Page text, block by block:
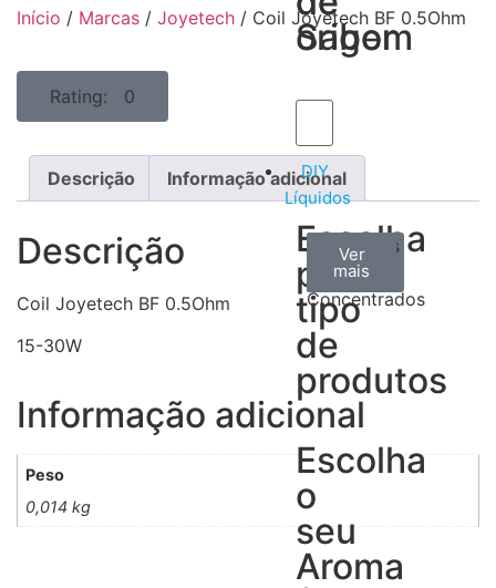
Sabor
origem
DIY
Líquidos
Escolha
por
tipo
de
produtos
Aromas
Concentrados
Ver
todos
Bases
Ver
mais
Accesorios
Ver
mais
Escolha
o
seu
Aroma
Início / Marcas / Joyetech / Coil Joyetech BF 0.5Ohm
Rating: 0
Descrição Informação adicional
Descrição
Coil Joyetech BF 0.5Ohm
15-30W
Informação adicional
Peso
0,014 kg